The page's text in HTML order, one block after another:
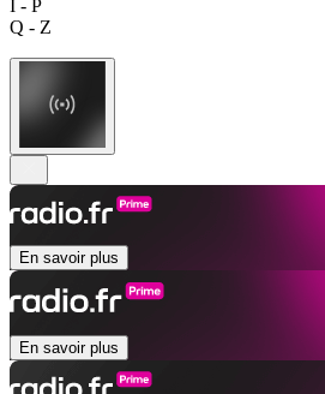
I - P
Q - Z
En savoir plus
En savoir plus